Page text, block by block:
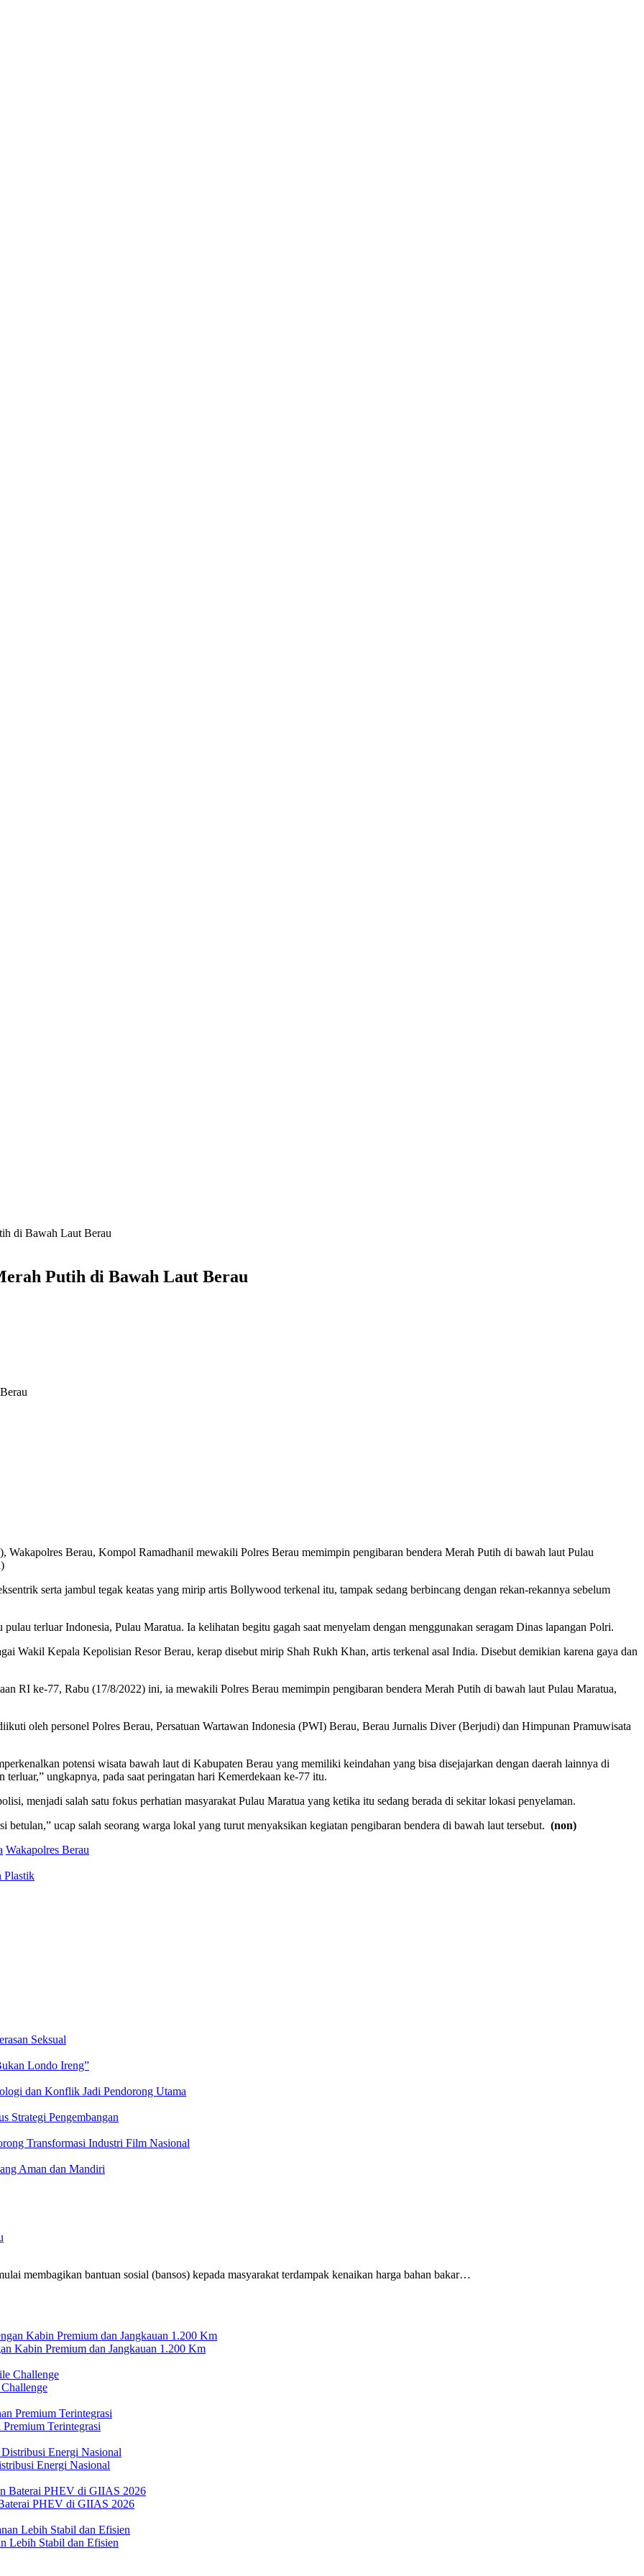
di Bawah Laut Berau
Putih di Bawah Laut Berau
Wakapolres Berau, Kompol Ramadhanil mewakili Polres Berau memimpin pengibaran bendera Merah Putih di bawah laut Pulau
serta jambul tegak keatas yang mirip artis Bollywood terkenal itu, tampak sedang berbincang dengan rekan-rekannya sebelum
terluar Indonesia, Pulau Maratua. Ia kelihatan begitu gagah saat menyelam dengan menggunakan seragam Dinas lapangan Polri.
Wakil Kepala Kepolisian Resor Berau, kerap disebut mirip Shah Rukh Khan, artis terkenal asal India. Disebut demikian karena gaya dan
RI ke-77, Rabu (17/8/2022) ini, ia mewakili Polres Berau memimpin pengibaran bendera Merah Putih di bawah laut Pulau Maratua,
oleh personel Polres Berau, Persatuan Wartawan Indonesia (PWI) Berau, Berau Jurnalis Diver (Berjudi) dan Himpunan Pramuwisata
potensi wisata bawah laut di Kabupaten Berau yang memiliki keindahan yang bisa disejajarkan dengan daerah lainnya di
ungkapnya, pada saat peringatan hari Kemerdekaan ke-77 itu.
menjadi salah satu fokus perhatian masyarakat Pulau Maratua yang ketika itu sedang berada di sekitar lokasi penyelaman.
ucap salah seorang warga lokal yang turut menyaksikan kegiatan pengibaran bendera di bawah laut tersebut. (non)
Wakapolres Berau
Plastik
Seksual
Londo Ireng”
dan Konflik Jadi Pendorong Utama
Strategi Pengembangan
Transformasi Industri Film Nasional
Aman dan Mandiri
membagikan bantuan sosial (bansos) kepada masyarakat terdampak kenaikan harga bahan bakar…
Kabin Premium dan Jangkauan 1.200 Km
Terintegrasi
Energi Nasional
PHEV di GIIAS 2026
Lebih Stabil dan Efisien